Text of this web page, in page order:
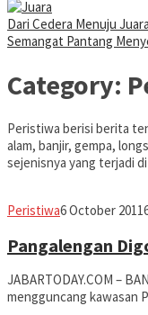
Dari Cedera Menuju
Semangat Pantang
Category:
Peristiwa berisi berita
alam, banjir, gempa,
sejenisnya yang terjadi
Peristiwafahruszf
6 October 2011
Pangalengan
JABARTODAY.COM –
mengguncang kawasan